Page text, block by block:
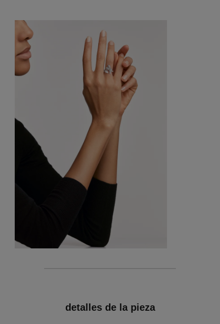
detalles de la pieza